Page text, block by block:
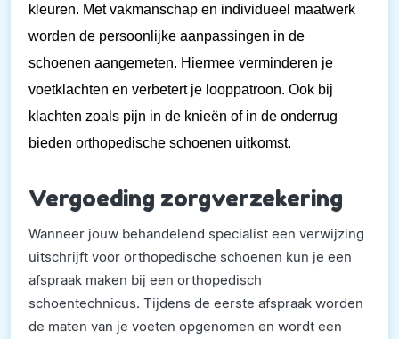
kleuren. Met vakmanschap en individueel maatwerk
worden de persoonlijke aanpassingen in de
schoenen aangemeten. Hiermee verminderen je
voetklachten en verbetert je looppatroon. Ook bij
klachten zoals pijn in de knieën of in de onderrug
bieden orthopedische schoenen uitkomst.
Vergoeding zorgverzekering
Wanneer jouw behandelend specialist een verwijzing
uitschrijft voor orthopedische schoenen kun je een
afspraak maken bij een orthopedisch
schoentechnicus. Tijdens de eerste afspraak worden
de maten van je voeten opgenomen en wordt een